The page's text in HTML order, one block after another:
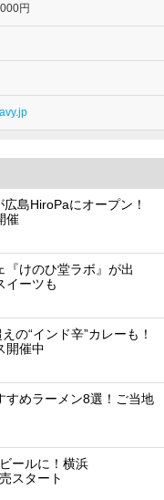
円
島HiroPaにオープン！
催
けのひ堂ラボ』が出
イーツも
の“インド辛”カレーも！
開催中
すめラーメン8選！ご当地
ールに！横浜
スタート